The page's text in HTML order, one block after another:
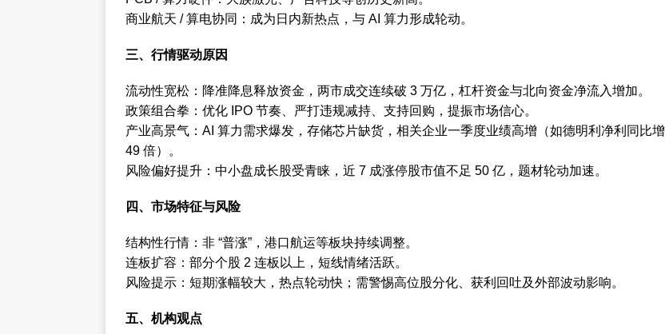
商业航天 / 算电协同：成为日内新热点，与 AI 算力形成轮动。
三、行情驱动原因
流动性宽松：降准降息释放资金，两市成交连续破 3 万亿，杠杆资金与北向资金净流入增加。
政策组合拳：优化 IPO 节奏、严打违规减持、支持回购，提振市场信心。
产业高景气：AI 算力需求爆发，存储芯片缺货，相关企业一季度业绩高增（如德明利净利同比增
49 倍）。
风险偏好提升：中小盘成长股受青睐，近 7 成涨停股市值不足 50 亿，题材轮动加速。
四、市场特征与风险
结构性行情：非 “普涨”，港口航运等板块持续调整。
连板扩容：部分个股 2 连板以上，短线情绪活跃。
风险提示：短期涨幅较大，热点轮动快；需警惕高位股分化、获利回吐及外部波动影响。
五、机构观点